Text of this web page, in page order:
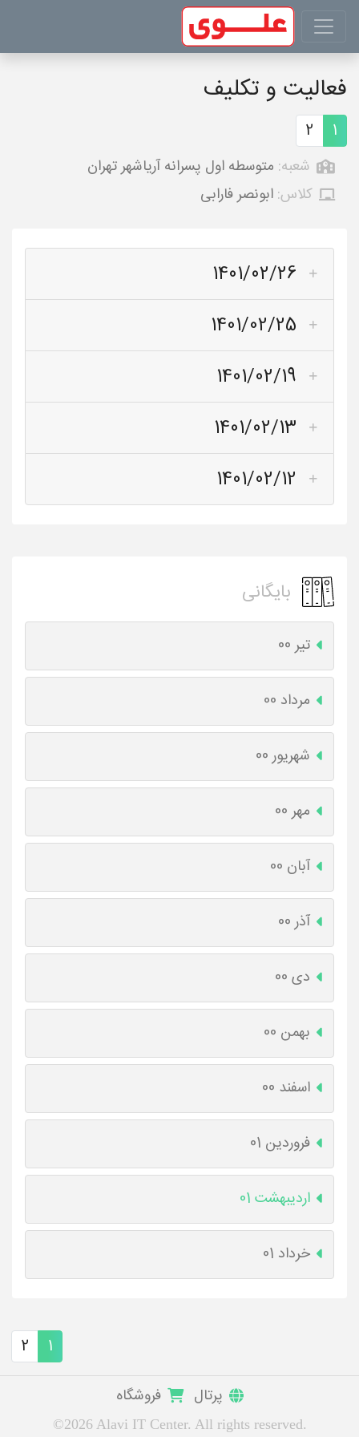
فعالیت و تکلیف
1
2
شعبه: متوسطه اول پسرانه آریاشهر تهران
کلاس: ابونصر فارابی
1401/02/26
1401/02/25
1401/02/19
1401/02/13
1401/02/12
بایگانی
تیر 00
مرداد 00
شهریور 00
مهر 00
آبان 00
آذر 00
دی 00
بهمن 00
اسفند 00
فروردین 01
اردیبهشت 01
خرداد 01
1
2
پرتال فروشگاه
©2026 Alavi IT Center. All rights reserved.